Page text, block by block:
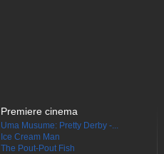
Premiere cinema
Uma Musume: Pretty Derby -...
Ice Cream Man
The Pout-Pout Fish